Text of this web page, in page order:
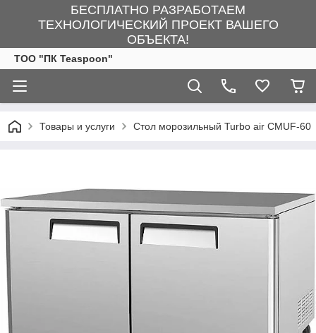
БЕСПЛАТНО РАЗРАБОТАЕМ
ТЕХНОЛОГИЧЕСКИЙ ПРОЕКТ ВАШЕГО
ОБЪЕКТА!
ТОО "ПК Teaspoon"
Товары и услуги Стол морозильный Turbo air CMUF-60